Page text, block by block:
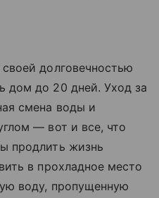
долговечностью
дом до 20 дней. Уход за
смена воды и
— вот и все, что
продлить жизнь
в прохладное место
воду, пропущенную